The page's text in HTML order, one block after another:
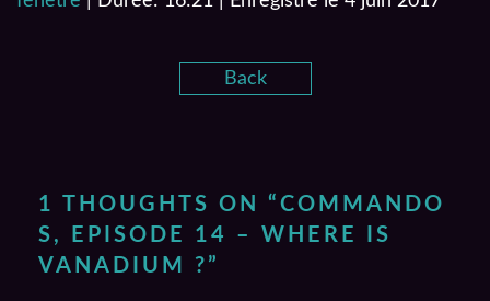
Back
1 THOUGHTS ON “ COMMANDO
S, EPISODE 14 – WHERE IS
VANADIUM ? ”